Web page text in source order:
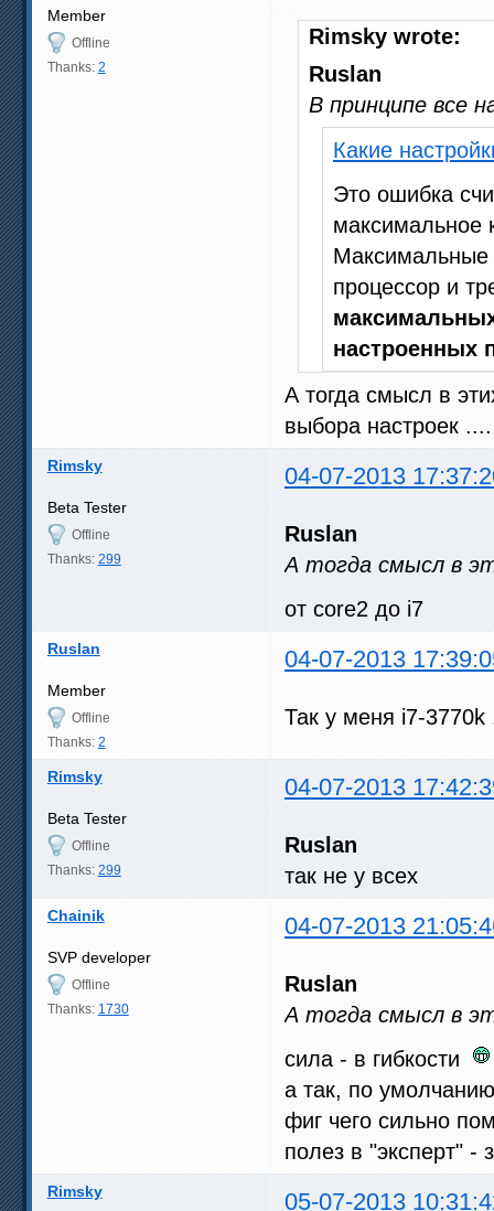
Member
Offline
Thanks: 2
Rimsky wrote:
Ruslan
В принципе все
Какие
Это ошибка
максимальное
Максимальные
процессор и
настроенных
А тогда смысл в
выбора настроек ....
Rimsky 04-07-2013
Beta Tester
Offline
Thanks: 299
Ruslan
А тогда смысл в
от core2 до i7
Ruslan 04-07-2013
Member
Offline
Thanks: 2
Так у меня i7-3770k
Rimsky 04-07-2013
Beta Tester
Offline
Thanks: 299
Ruslan
так не у всех
Chainik 04-07-2013
SVP developer
Offline
Thanks: 1730
Ruslan
А тогда смысл в
сила - в гибкости
а так, по
фиг чего сильно
полез в "эксперт"
Rimsky 05-07-2013